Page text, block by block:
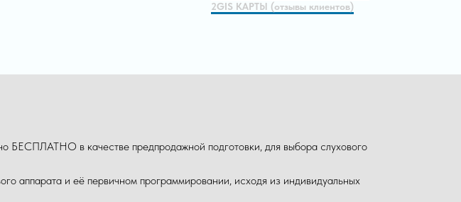
2GIS КАРТЫ (отзывы клиентов)
БЕСПЛАТНО в качестве предпродажной подготовки, для выбора слухового
аппарата и её первичном программировании, исходя из индивидуальных